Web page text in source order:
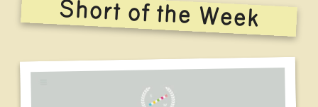
Short of the Week